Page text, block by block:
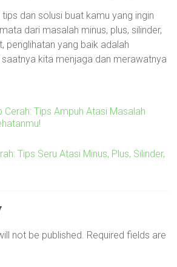
dan solusi buat kamu yang ingin
dari masalah minus, plus, silinder,
penglihatan yang baik adalah
saatnya kita menjaga dan merawatnya
Cerah: Tips Ampuh Atasi Masalah
Tips Seru Atasi Minus, Plus, Silinder,
not be published. Required fields are